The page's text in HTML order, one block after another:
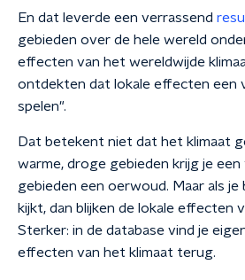
En dat leverde een verrassend
gebieden over de hele wereld
effecten van het wereldwijde
ontdekten dat lokale effecten een
spelen".
Dat betekent niet dat het klimaat
warme, droge gebieden krijg je
gebieden een oerwoud. Maar als je
kijkt, dan blijken de lokale effecten
Sterker: in de database vind je
effecten van het klimaat terug.